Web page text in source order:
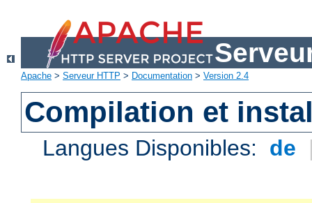
Apache > Serveur HTTP > Documentation > Version 2.4
Compilation et
Langues Disponibles: de